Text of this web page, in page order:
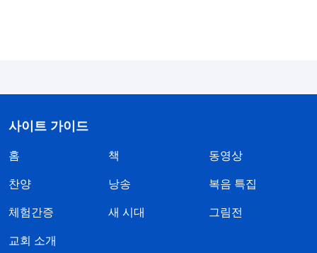
호와 하나님의 그 어떤 말씀도 넘어설 수 없다. 사탄
에게 있어서 하나님의 말씀은 다 명령이고 천상의 법
모든 말씀 뒤에는 하나님의 명령을 거역하고 천상의
법칙을 어기며 위반한 자들에 대한 처벌이 숨겨져 있
기 때문이다. 사탄은 하나님의 명령을 벗어나면, 하
사이트 가이드
홈 책 동영상
찬양 낭송 복음 특집
체험간증 새 시대 그림전
교회 소개